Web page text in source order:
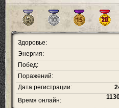
Здоровье:
Энергия:
Побед:
Поражений:
Дата регистрации:
Время онлайн: